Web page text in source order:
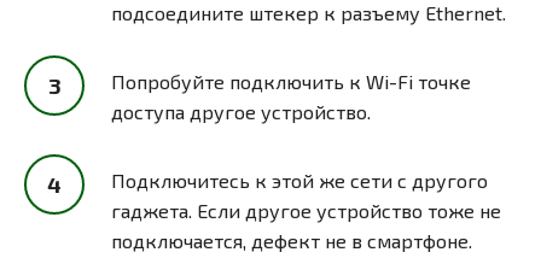
подсоедините штекер к разъему Ethernet.
Попробуйте подключить к Wi-Fi точке
доступа другое устройство.
Подключитесь к этой же сети с другого
гаджета. Если другое устройство тоже не
подключается, дефект не в смартфоне.